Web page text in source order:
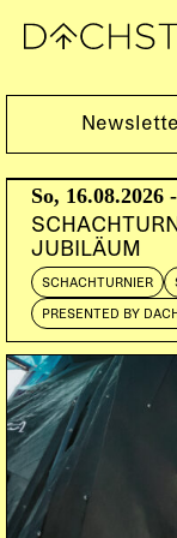
Sa,
So, 16.08.2026
JUBILÄUM
SCHACHTURNIER
PRESENTED BY